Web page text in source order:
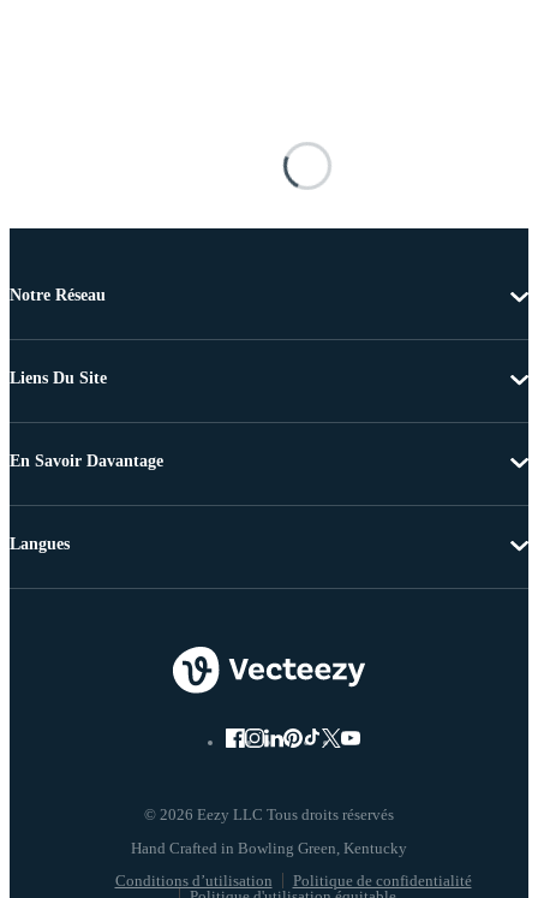
Notre Réseau
Liens Du Site
En Savoir Davantage
© 2026 Eezy LLC Tous droits réservés
Conditions d’utilisation
Politique de confidentialité
Langues